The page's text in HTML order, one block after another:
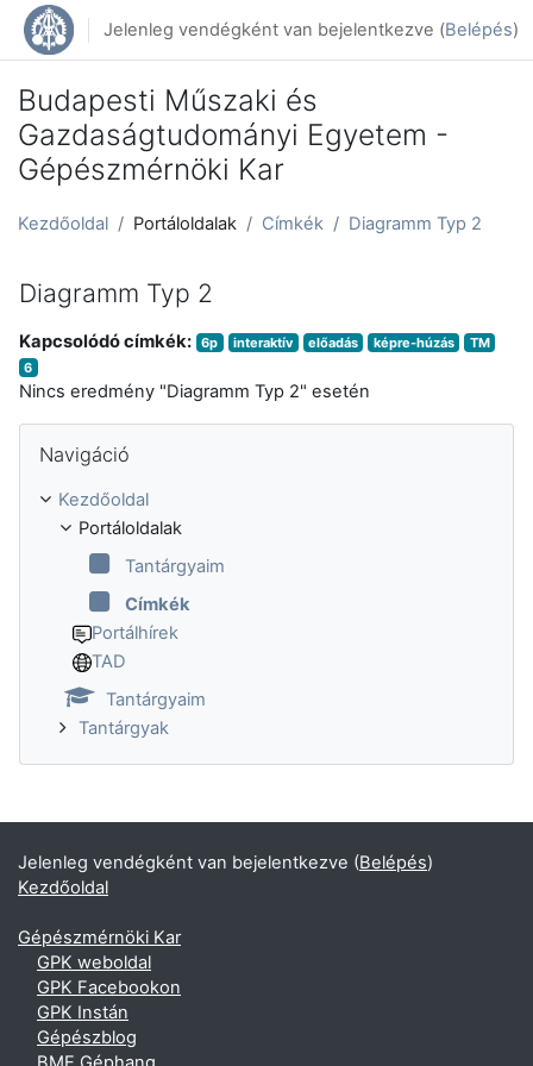
Tovább a fő tartalomhoz
Jelenleg vendégként van bejelentkezve (Belépés)
Budapesti Műszaki és
Gazdaságtudományi Egyetem -
Gépészmérnöki Kar
Kezdőoldal Portáloldalak Címkék Diagramm Typ 2
Diagramm Typ 2
Kapcsolódó címkék: 6p interaktív előadás képre-húzás
TM
6
Nincs eredmény "Diagramm Typ 2" esetén
Navigáció
Kezdőoldal
Portáloldalak
Tantárgyaim
Címkék
Portálhírek
TAD
Tantárgyaim
Tantárgyak
Jelenleg vendégként van bejelentkezve (Belépés)
Kezdőoldal
Gépészmérnöki Kar
GPK weboldal
GPK Facebookon
GPK Instán
Gépészblog